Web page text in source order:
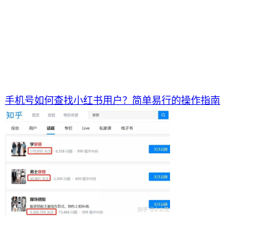
手机号如何查找小红书用户？简单易行的操作指南